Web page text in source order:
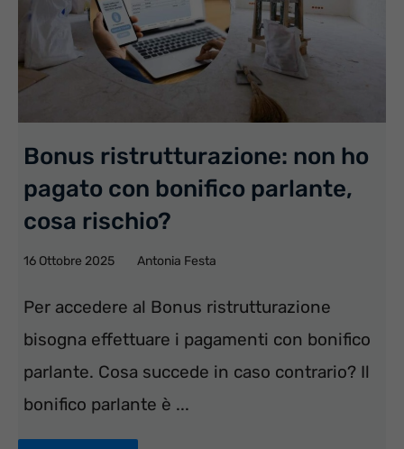
Bonus ristrutturazione: non ho
pagato con bonifico parlante,
cosa rischio?
16 Ottobre 2025 Antonia Festa
Per accedere al Bonus ristrutturazione
bisogna effettuare i pagamenti con bonifico
parlante. Cosa succede in caso contrario? Il
bonifico parlante è ...